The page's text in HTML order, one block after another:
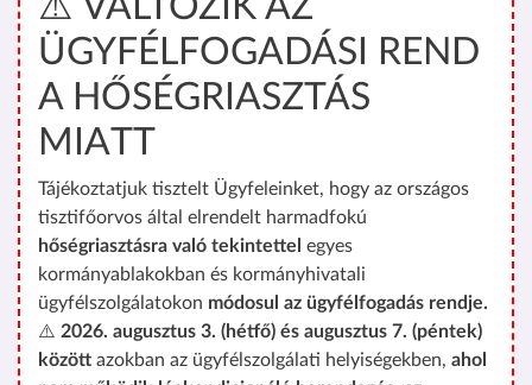
ÜGYFÉLFOGADÁSI REND
A HŐSÉGRIASZTÁS
MIATT
Tájékoztatjuk tisztelt Ügyfeleinket, hogy az országos
tisztifőorvos által elrendelt harmadfokú
hőségriasztásra való tekintettel egyes
kormányablakokban és kormányhivatali
ügyfélszolgálatokon módosul az ügyfélfogadás rendje.
⚠️ 2026. augusztus 3. (hétfő) és augusztus 7. (péntek)
között azokban az ügyfélszolgálati helyiségekben, ahol